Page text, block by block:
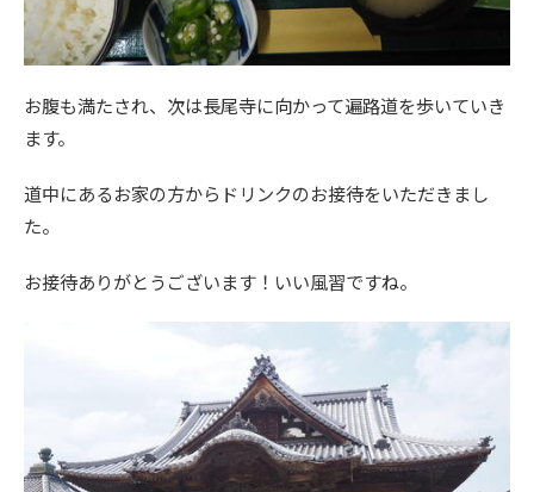
お腹も満たされ、次は長尾寺に向かって遍路道を歩いていき
ます。
道中にあるお家の方からドリンクのお接待をいただきまし
た。
お接待ありがとうございます！いい風習ですね。